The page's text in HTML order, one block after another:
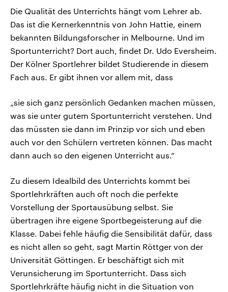
Die Qualität des Unterrichts hängt vom Lehrer ab.
Das ist die Kernerkenntnis von John Hattie, einem
bekannten Bildungsforscher in Melbourne. Und im
Sportunterricht? Dort auch, findet Dr. Udo Eversheim.
Der Kölner Sportlehrer bildet Studierende in diesem
Fach aus. Er gibt ihnen vor allem mit, dass
„sie sich ganz persönlich Gedanken machen müssen,
was sie unter gutem Sportunterricht verstehen. Und
das müssten sie dann im Prinzip vor sich und eben
auch vor den Schülern vertreten können. Das macht
dann auch so den eigenen Unterricht aus.“
Zu diesem Idealbild des Unterrichts kommt bei
Sportlehrkräften auch oft noch die perfekte
Vorstellung der Sportausübung selbst. Sie
übertragen ihre eigene Sportbegeisterung auf die
Klasse. Dabei fehle häufig die Sensibilität dafür, dass
es nicht allen so geht, sagt Martin Röttger von der
Universität Göttingen. Er beschäftigt sich mit
Verunsicherung im Sportunterricht. Dass sich
Sportlehrkräfte häufig nicht in die Situation von